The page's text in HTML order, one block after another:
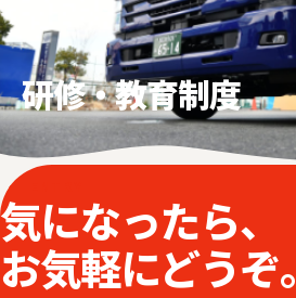
研修・教育制度
気になったら、
お気軽にどうぞ。